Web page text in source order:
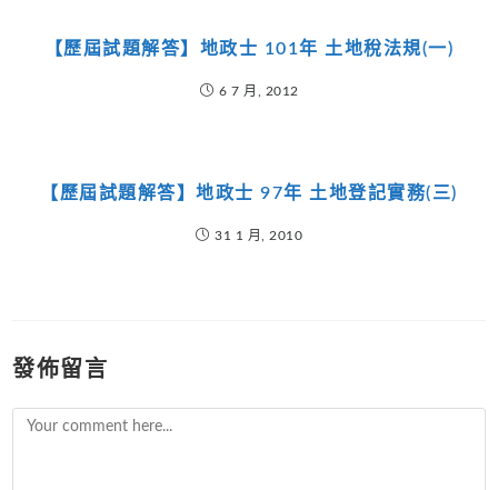
【歷屆試題解答】地政士 101年 土地稅法規(一)
6 7 月, 2012
【歷屆試題解答】地政士 97年 土地登記實務(三)
31 1 月, 2010
發佈留言
Comment